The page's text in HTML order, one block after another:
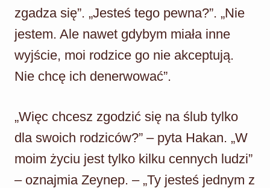
zgadza się”. „Jesteś tego pewna?”. „Nie
jestem. Ale nawet gdybym miała inne
wyjście, moi rodzice go nie akceptują.
Nie chcę ich denerwować”.
„Więc chcesz zgodzić się na ślub tylko
dla swoich rodziców?” – pyta Hakan. „W
moim życiu jest tylko kilku cennych ludzi”
– oznajmia Zeynep. – „Ty jesteś jednym z